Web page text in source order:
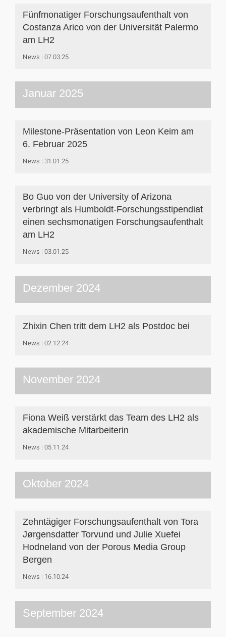
Fünfmonatiger Forschungsaufenthalt von
Costanza Arico von der Universität Palermo
am LH2
News 07.03.25
Januar 2025
Milestone-Präsentation von Leon Keim am
6. Februar 2025
News 31.01.25
Bo Guo von der University of Arizona
verbringt als Humboldt‐Forschungsstipendiat
einen sechsmonatigen Forschungsaufenthalt
am LH2
News 03.01.25
Dezember 2024
Zhixin Chen tritt dem LH2 als Postdoc bei
News 02.12.24
November 2024
Fiona Weiß verstärkt das Team des LH2 als
akademische Mitarbeiterin
News 05.11.24
Oktober 2024
Zehntägiger Forschungsaufenthalt von Tora
Jørgensdatter Torvund und Julie Xuefei
Hodneland von der Porous Media Group
Bergen
News 16.10.24
September 2024